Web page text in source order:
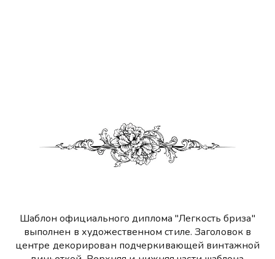
Шаблон официального диплома "Легкость бриза"
выполнен в художественном стиле. Заголовок в
центре декорирован подчеркивающей винтажной